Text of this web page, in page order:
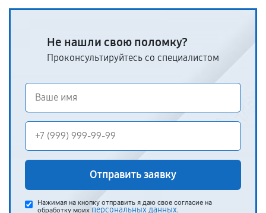
Не нашли свою поломку?
Проконсультируйтесь со специалистом
Отправить заявку
Нажимая на кнопку отправить я даю свое согласие на
обработку моих персональных данных.